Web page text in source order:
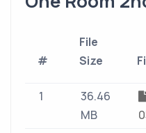
#
File
Size
1
36.46
MB